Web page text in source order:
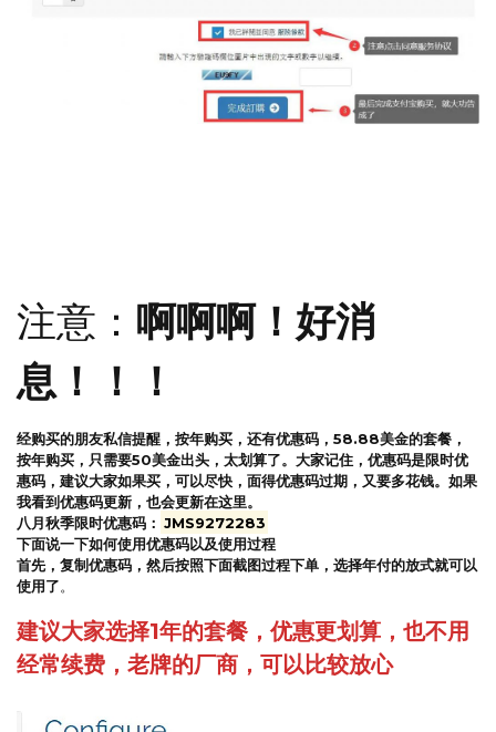
注意： 啊啊啊！好消
息！！！
经购买的朋友私信提醒，按年购买，还有优惠码，58.88美金的套餐，
按年购买，只需要50美金出头，太划算了。大家记住，优惠码是限时优
惠码，建议大家如果买，可以尽快，面得优惠码过期，又要多花钱。如果
我看到优惠码更新，也会更新在这里。
八月秋季限时优惠码： JMS9272283
下面说一下如何使用优惠码以及使用过程
首先，复制优惠码，然后按照下面截图过程下单，选择年付的放式就可以
使用了。
建议大家选择1年的套餐，优惠更划算，也不用
经常续费，老牌的厂商，可以比较放心